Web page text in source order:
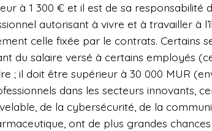
à 1 300 € et il est de sa responsabilité
autorisant à vivre et à travailler à
celle fixée par le contrats. Certains
du salaire versé à certains employés
; il doit être supérieur à 30 000 MUR
dans les secteurs innovants,
de la cybersécurité, de la
ont de plus grandes